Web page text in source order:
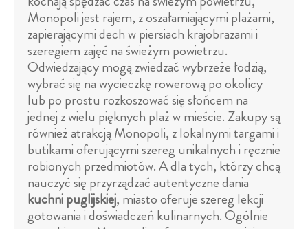
Monopoli jest rajem, z oszałamiającymi plażami,
zapierającymi dech w piersiach krajobrazami i
szeregiem zajęć na świeżym powietrzu.
Odwiedzający mogą zwiedzać wybrzeże łodzią,
wybrać się na wycieczkę rowerową po okolicy
lub po prostu rozkoszować się słońcem na
jednej z wielu pięknych plaż w mieście. Zakupy są
również atrakcją Monopoli, z lokalnymi targami i
butikami oferującymi szereg unikalnych i ręcznie
robionych przedmiotów. A dla tych, którzy chcą
nauczyć się przyrządzać autentyczne dania
kuchni puglijskiej, miasto oferuje szereg lekcji
gotowania i doświadczeń kulinarnych. Ogólnie